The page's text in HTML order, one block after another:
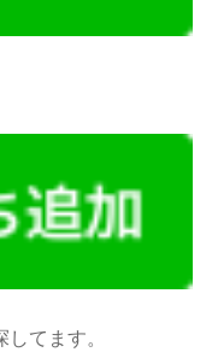
てます。